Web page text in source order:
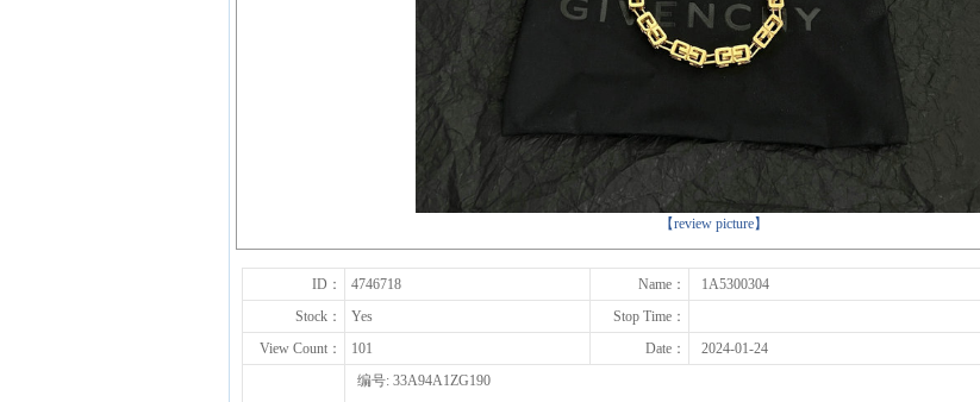
【review picture】
下一张
ID： 4746718 Name：
1A5300304
Stock：
Yes
Stop Time：
View Count：
101 Date：
2024-01-24
编号: 33A94A1ZG190